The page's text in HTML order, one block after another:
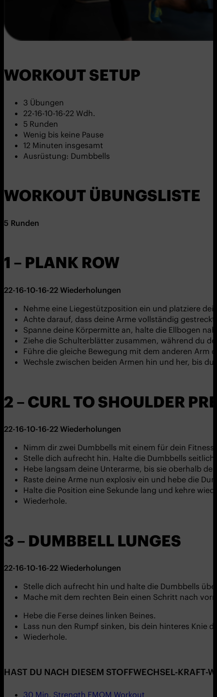
WORKOUT SETUP
3 Übungen
22-16-10-16-22 Wdh.
5 Runden
Wenig bis keine Pause
12 Minuten insgesamt
Ausrüstung: Dumbbells
WORKOUT ÜBUNGSLISTE
5 Runden
1 – PLANK ROW
22-16-10-16-22 Wiederholungen
Nehme eine Liegestützposition ein und platziere
Achte darauf, dass deine Arme vollständig
Spanne deine Körpermitte an, halte die Ellbogen
Ziehe die Schulterblätter zusammen, während du
Führe die gleiche Bewegung mit dem anderen Arm
Wechsle zwischen beiden Armen hin und her, bis
2 – CURL TO SHOULDER
22-16-10-16-22 Wiederholungen
Nimm dir zwei Dumbbells mit einem für dein
Stelle dich aufrecht hin. Halte die Dumbbells
Hebe langsam deine Unterarme, bis sie oberhalb
Raste deine Arme nun explosiv ein und hebe die
Halte die Position eine Sekunde lang und kehre
Wiederhole.
3 – DUMBBELL LUNGES
22-16-10-16-22 Wiederholungen
Stelle dich aufrecht hin und halte die Dumbbells
Mache mit dem rechten Bein einen Schritt nach
Hebe die Ferse deines linken Beines.
Lass nun den Rumpf sinken, bis dein hinteres Knie
Wiederhole.
HAST DU NACH DIESEM STOFFWECHSEL-KRAFT-
30 Min. Strength EMOM Workout